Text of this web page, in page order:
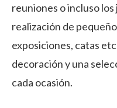
reuniones o incluso los
realización de
exposiciones, catas
decoración y una
cada ocasión.